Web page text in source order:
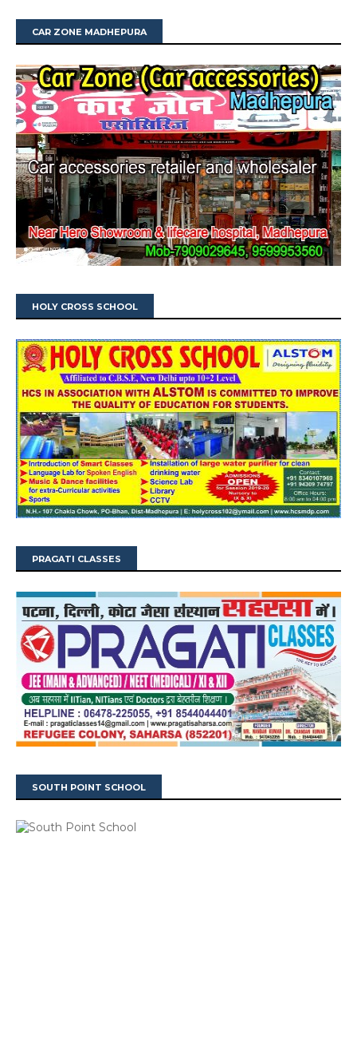
CAR ZONE MADHEPURA
HOLY CROSS SCHOOL
PRAGATI CLASSES
SOUTH POINT SCHOOL